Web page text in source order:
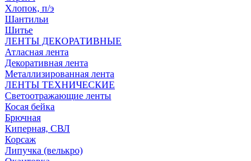
Хлопок, п/э
Шантильи
Шитье
ЛЕНТЫ ДЕКОРАТИВНЫЕ
Атласная лента
Декоративная лента
Металлизированная лента
ЛЕНТЫ ТЕХНИЧЕСКИЕ
Светоотражающие ленты
Косая бейка
Брючная
Киперная, СВЛ
Корсаж
Липучка (велькро)